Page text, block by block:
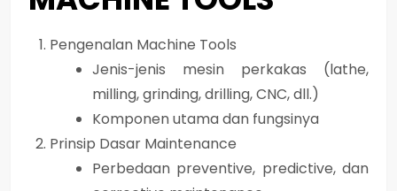
Pengenalan Machine Tools
Jenis-jenis mesin perkakas (lathe,
milling, grinding, drilling, CNC, dll.)
Komponen utama dan fungsinya
Prinsip Dasar Maintenance
Perbedaan preventive, predictive, dan